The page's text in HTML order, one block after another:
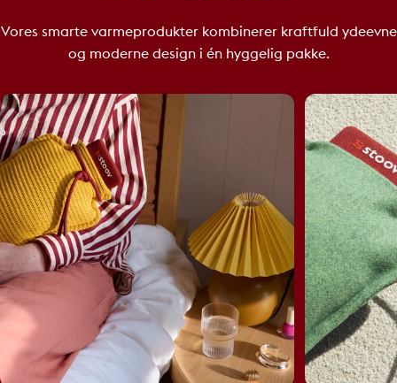
Vores smarte varmeprodukter kombinerer kraftfuld ydeevne
og moderne design i én hyggelig pakke.